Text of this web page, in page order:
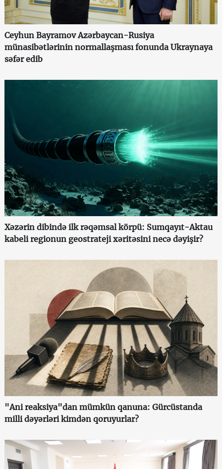
Ceyhun Bayramov Azərbaycan-Rusiya
münasibətlərinin normallaşması fonunda Ukraynaya
səfər edib
Xəzərin dibində ilk rəqəmsal körpü: Sumqayıt-Aktau
kabeli regionun geostrateji xəritəsini necə dəyişir?
"Ani reaksiya"dan mümkün qanuna: Gürcüstanda
milli dəyərləri kimdən qoruyurlar?